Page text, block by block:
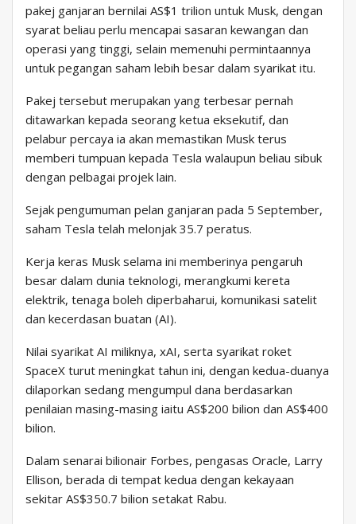
pakej ganjaran bernilai AS$1 trilion untuk Musk, dengan
syarat beliau perlu mencapai sasaran kewangan dan
operasi yang tinggi, selain memenuhi permintaannya
untuk pegangan saham lebih besar dalam syarikat itu.
Pakej tersebut merupakan yang terbesar pernah
ditawarkan kepada seorang ketua eksekutif, dan
pelabur percaya ia akan memastikan Musk terus
memberi tumpuan kepada Tesla walaupun beliau sibuk
dengan pelbagai projek lain.
Sejak pengumuman pelan ganjaran pada 5 September,
saham Tesla telah melonjak 35.7 peratus.
Kerja keras Musk selama ini memberinya pengaruh
besar dalam dunia teknologi, merangkumi kereta
elektrik, tenaga boleh diperbaharui, komunikasi satelit
dan kecerdasan buatan (AI).
Nilai syarikat AI miliknya, xAI, serta syarikat roket
SpaceX turut meningkat tahun ini, dengan kedua-duanya
dilaporkan sedang mengumpul dana berdasarkan
penilaian masing-masing iaitu AS$200 bilion dan AS$400
bilion.
Dalam senarai bilionair Forbes, pengasas Oracle, Larry
Ellison, berada di tempat kedua dengan kekayaan
sekitar AS$350.7 bilion setakat Rabu.